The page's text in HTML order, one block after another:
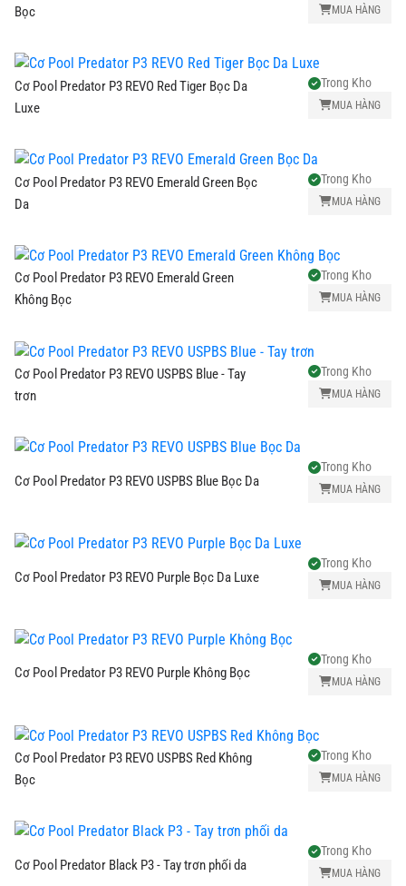
Phụ
Kiện
Trang
Cơ
Carom
Đại
lý
Bọc
MUA HÀNG
Cơ Pool Predator P3 REVO Red Tiger Bọc Da
Luxe
Trong Kho
MUA HÀNG
Cơ Pool Predator P3 REVO Emerald Green Bọc
Da
Trong Kho
MUA HÀNG
Cơ Pool Predator P3 REVO Emerald Green
Không Bọc
Trong Kho
MUA HÀNG
Cơ Pool Predator P3 REVO USPBS Blue - Tay
trơn
Trong Kho
MUA HÀNG
Cơ Pool Predator P3 REVO USPBS Blue Bọc Da
Trong Kho
MUA HÀNG
Cơ Pool Predator P3 REVO Purple Bọc Da Luxe
Trong Kho
MUA HÀNG
Cơ Pool Predator P3 REVO Purple Không Bọc
Trong Kho
MUA HÀNG
Cơ Pool Predator P3 REVO USPBS Red Không
Bọc
Trong Kho
MUA HÀNG
Cơ Pool Predator Black P3 - Tay trơn phối da
Trong Kho
MUA HÀNG